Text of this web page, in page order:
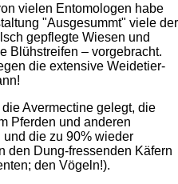
vielen Entomologen habe
"Ausgesummt" viele der
gepflegte Wiesen und
Blühstreifen – vorgebracht.
die extensive Weidetier-
Avermectine gelegt, die
Pferden und anderen
die zu 90% wieder
den Dung-fressenden Käfern
den Vögeln!).